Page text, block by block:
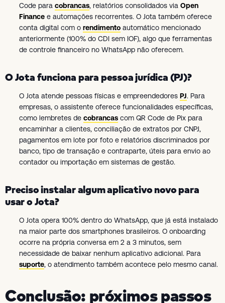
Code para cobrancas, relatórios consolidados via Open
Finance e automações recorrentes. O Jota também oferece
conta digital com o rendimento automático mencionado
anteriormente (100% do CDI sem IOF), algo que ferramentas
de controle financeiro no WhatsApp não oferecem.
O Jota funciona para pessoa jurídica (PJ)?
O Jota atende pessoas físicas e empreendedores PJ. Para
empresas, o assistente oferece funcionalidades específicas,
como lembretes de cobrancas com QR Code de Pix para
encaminhar a clientes, conciliação de extratos por CNPJ,
pagamentos em lote por foto e relatórios discriminados por
banco, tipo de transação e contraparte, úteis para envio ao
contador ou importação em sistemas de gestão.
Preciso instalar algum aplicativo novo para
usar o Jota?
O Jota opera 100% dentro do WhatsApp, que já está instalado
na maior parte dos smartphones brasileiros. O onboarding
ocorre na própria conversa em 2 a 3 minutos, sem
necessidade de baixar nenhum aplicativo adicional. Para
suporte, o atendimento também acontece pelo mesmo canal.
Conclusão: próximos passos